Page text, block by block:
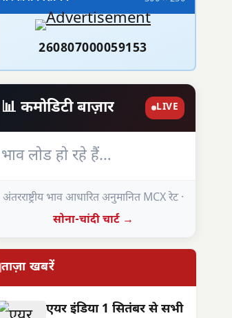
260807000059153
📊 कमोडिटी बाज़ार LIVE
भाव लोड हो रहे हैं…
अंतरराष्ट्रीय भाव आधारित अनुमानित MCX रेट ·
सोना-चांदी चार्ट →
ताज़ा खबरें
एयर इंडिया 1 सितंबर से सभी